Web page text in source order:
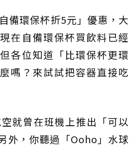
備環保杯折5元」優惠，大
在自備環保杯買飲料已經
各位知道「比環保杯更環
嗎？來試試把容器直接吃
就曾在班機上推出「可以
外，你聽過「Ooho」水球